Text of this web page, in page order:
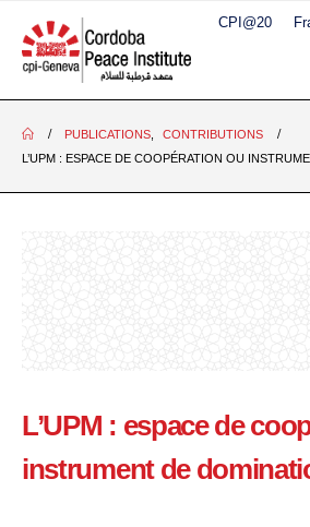
CPI@20
PUBLICATIONS,
CONTRIBUTIONS
L’UPM : ESPACE DE COOPÉRATION OU
L’UPM : espace de
instrument de